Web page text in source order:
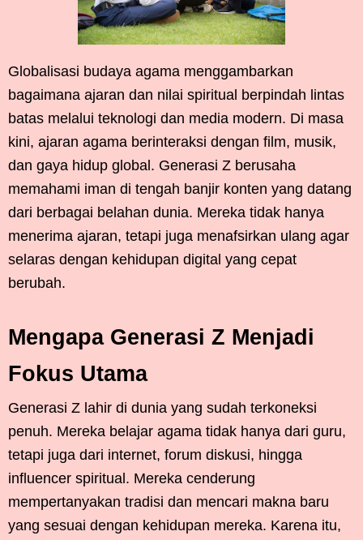
Globalisasi budaya agama menggambarkan
bagaimana ajaran dan nilai spiritual berpindah lintas
batas melalui teknologi dan media modern. Di masa
kini, ajaran agama berinteraksi dengan film, musik,
dan gaya hidup global. Generasi Z berusaha
memahami iman di tengah banjir konten yang datang
dari berbagai belahan dunia. Mereka tidak hanya
menerima ajaran, tetapi juga menafsirkan ulang agar
selaras dengan kehidupan digital yang cepat
berubah.
Mengapa Generasi Z Menjadi
Fokus Utama
Generasi Z lahir di dunia yang sudah terkoneksi
penuh. Mereka belajar agama tidak hanya dari guru,
tetapi juga dari internet, forum diskusi, hingga
influencer spiritual. Mereka cenderung
mempertanyakan tradisi dan mencari makna baru
yang sesuai dengan kehidupan mereka. Karena itu,